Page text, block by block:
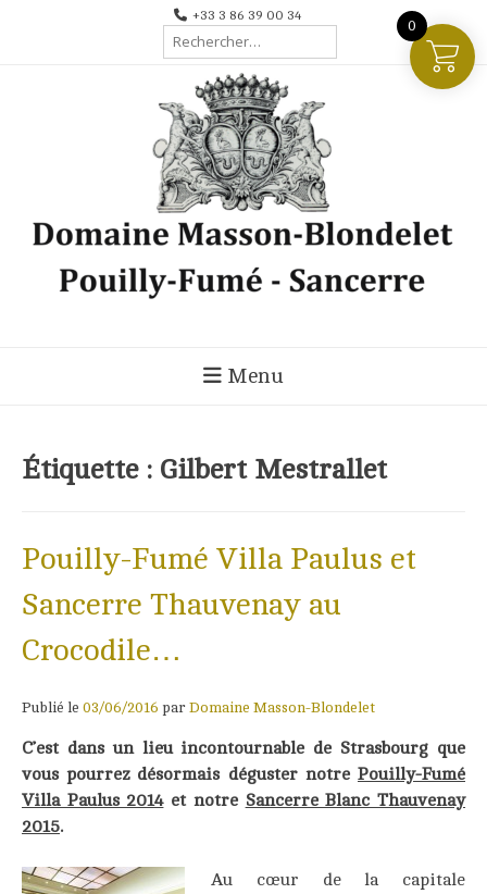
+33 3 86 39 00 34
Rechercher :
Menu
Étiquette : Gilbert Mestrallet
Pouilly-Fumé Villa Paulus et
Sancerre Thauvenay au
Crocodile…
Publié le 03/06/2016 par Domaine Masson-Blondelet
C’est dans un lieu incontournable de Strasbourg que
vouspourrez désormais déguster notrePouilly-Fumé
Villa Paulus 2014et notre Sancerre Blanc Thauvenay
2015.
Au cœur de la capitale
0